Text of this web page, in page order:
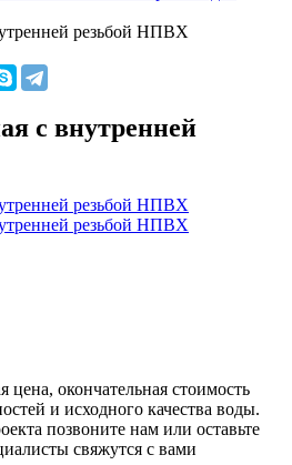
резьбой НПВХ
c внутренней
цена, окончательная стоимость
и исходного качества воды.
позвоните нам или оставьте
свяжутся с вами